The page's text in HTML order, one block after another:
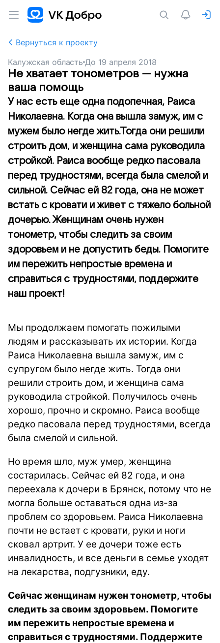
Вернуться к проекту
Калужская область До 19 апреля 2018
Не хватает тонометров — нужна
ваша помощь
У нас есть еще одна подопечная, Раиса
Николаевна. Когда она вышла замуж, им с
мужем было негде жить.Тогда они решили
строить дом, и женщина сама руководила
стройкой. Раиса вообще редко пасовала
перед трудностями, всегда была смелой и
сильной. Сейчас ей 82 года, она не может
встать с кровати и живет с тяжело больной
дочерью. Женщинам очень нужен
тонометр, чтобы следить за своим
здоровьем и не допустить беды. Помогите
им пережить непростые времена и
справиться с трудностями, поддержите
наш проект!
Мы продолжаем помогать пожилыми
людям и рассказывать их истории. Когда
Раиса Николаевна вышла замуж, им с
супругом было негде жить. Тогда они
решили строить дом, и женщина сама
руководила стройкой. Получилось очень
хорошо, прочно и скромно. Раиса вообще
редко пасовала перед трудностями, всегда
была смелой и сильной.
Но время шло, муж умер, женщина
состарилась. Сейчас ей 82 года, и она
переехала к дочери в Брянск, потому что не
могла больше оставаться одна из-за
проблем со здоровьем. Раиса Николаевна
почти не встает с кровати, руки и ноги
сковал артрит. У ее дочери тоже есть
инвалидность, и все деньги в семье уходят
на лекарства, подгузники, еду.
Сейчас женщинам нужен тонометр, чтобы
следить за своим здоровьем. Помогите
им пережить непростые времена и
справиться с трудностями. Поддержите